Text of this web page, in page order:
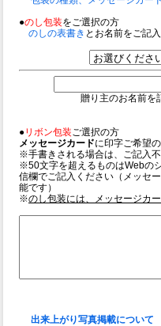
●のし包装をご選択の方
のしの表書き とお名前をご記
贈り主のお名前を
●リボン包装ご選択の方
メッセージカードに印字ご希望
※手書きされる場合は、ご記入
※50文字を超えるものはWebの
信欄でご記入ください（メッセ
能です）
※のし包装には、メッセージカ
出来上がり写真掲載について